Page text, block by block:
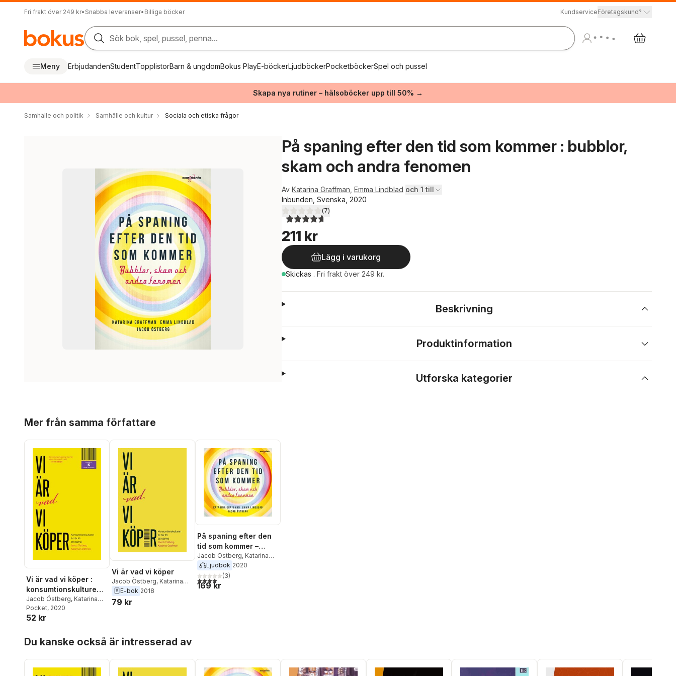
Fri frakt över 249 kr• Snabba leveranser• Billiga böcker KundserviceFöretagskund?
Sök bok, spel, pussel, penna...
Meny ErbjudandenStudentTopplistorBarn & ungdomBokus PlayE-böckerLjudböckerPocketböckerSpel och pussel
Skapa nya rutiner – hälsoböcker upp till 50% →
Samhälle och politik Samhälle och kultur Sociala och etiska frågor
På spaning efter den tid som kommer : bubblor,
skam och andra fenomen
Av Katarina Graffman Emma Lindblad och 1 till
Inbunden, Svenska, 2020
4,7utav 5 stjärnor. Totalt antal röster:
(7)
211 kr
Lägg i varukorg
Skickas . Fri frakt över 249 kr.
Beskrivning
Produktinformation
Utforska kategorier
Mer från samma författare
Vi är vad vi köper :
konsumtionskulturen
är här för att stanna
Jacob Östberg, Katarina
Graffman
Pocket, 2020
52 kr
Vi är vad vi köper
Jacob Östberg, Katarina
Graffman
E-bok 2018
79 kr
På spaning efter den
tid som kommer –
bubblor, skam och
andra fenomen
Jacob Östberg, Katarina
Graffman,Emma Lindblad
Ljudbok 2020
4,0utav 5 stjärnor. Totalt antal röster:
(3)
169 kr
Du kanske också är intresserad av